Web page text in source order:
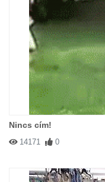
Nincs cím!
14171 0